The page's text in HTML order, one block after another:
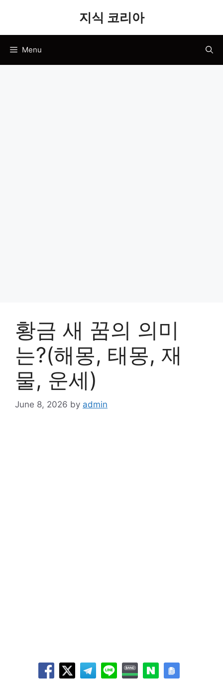
지식 코리아
Menu
황금 새 꿈의 의미
는?(해몽, 태몽, 재
물, 운세)
June 8, 2026 by admin